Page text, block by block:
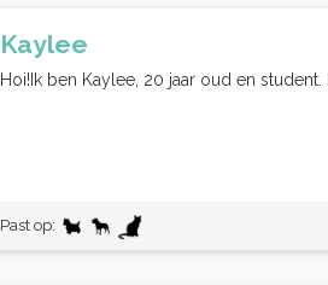
Kaylee
Hoi!Ik ben Kaylee, 20 jaar oud en
Past op: